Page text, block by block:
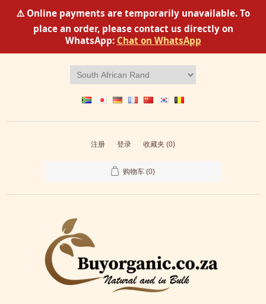
⚠️ Online payments are temporarily unavailable. To
place an order, please contact us directly on
WhatsApp: Chat on WhatsApp
注册 登录 收藏夹 (0)
购物车 (0)